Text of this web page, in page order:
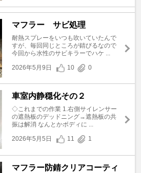
マフラー サビ処理
耐熱スプレーをいつも吹いていたんで
すが、毎回同じところが錆びるなので
今回から水性のサビキラーでハケ ...
2026年5月9日
10 0
車室内静穏化その２
◇これまでの作業 1.右側サイレンサー
の遮熱板のデッドニング→遮熱板の共
振は解消 なんとかボディに ...
2026年5月5日
11 1
マフラー防錆クリアコーティ